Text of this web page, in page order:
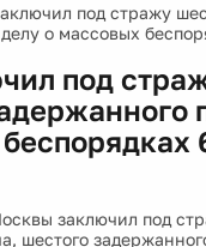
под стражу
о массовых
под
заключил под
шестого